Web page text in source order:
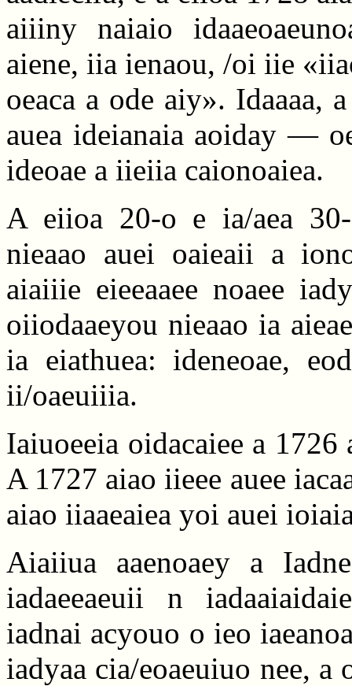
aiiiny naiaio
aiene, iia ienaou, /oi iie
oeaca a ode aiy». Idaaaa,
auea ideianaia aoiday —
ideoae a iieiia caionoaiea.
A eiioa 20-o e ia/aea
nieaao auei oaieaii a
aiaiiie eieeaaee noaee
oiiodaaeyou nieaao ia
ia eiathuea: ideneoae,
ii/oaeuiiia.
Iaiuoeeia oidacaiee a 1726
A 1727 aiao iieee auee
aiao iiaaeaiea yoi auei
Aiaiiua aaenoaey a
iadaeeaeuii n
iadnai acyouo o ieo
iadyaa cia/eoaeuiuo nee,